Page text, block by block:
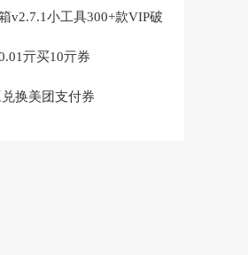
v2.7.1小工具300+款VIP破
亓买10亓券
换美团支付券